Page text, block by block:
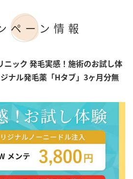
ペーン情報
ック 発毛実感！施術のお試し体
ナル発毛薬「Hタブ」3ヶ月分無